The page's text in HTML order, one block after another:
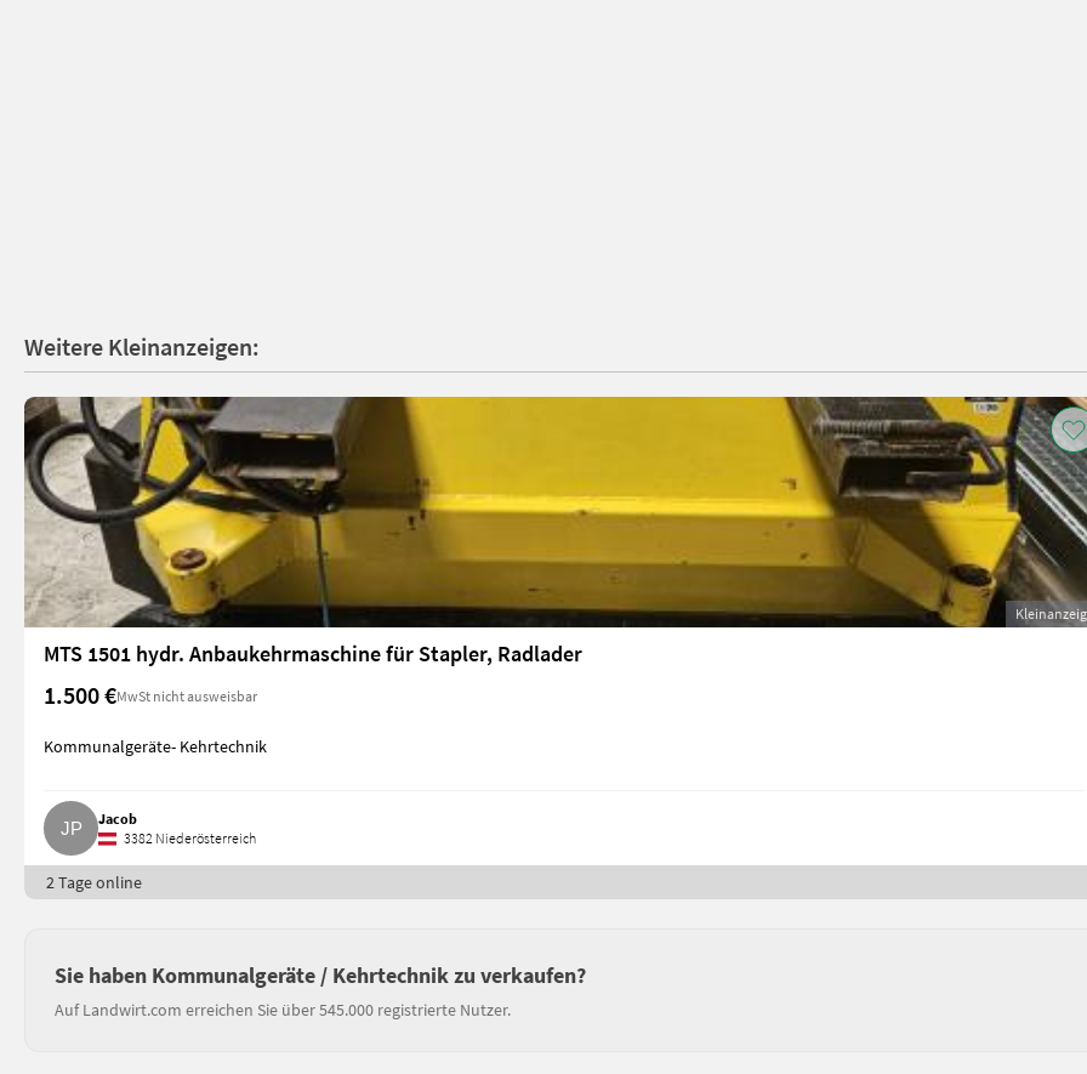
Weitere Kleinanzeigen:
MTS 1501 hydr. Anbaukehrmaschine für Stapler, Radlader
1.500 €MwSt nicht ausweisbar
Kommunalgeräte- Kehrtechnik
Jacob
3382 Niederösterreich
2 Tage online
Sie haben Kommunalgeräte / Kehrtechnik zu verkaufen?
Auf Landwirt.com erreichen Sie über 545.000 registrierte Nutzer.